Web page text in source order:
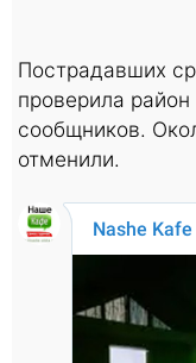
Пострадавших
проверила
сообщников.
отменили.